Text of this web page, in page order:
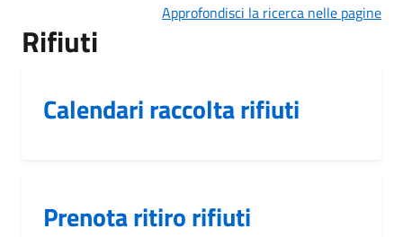
Approfondisci la ricerca nelle pagine
Rifiuti
Calendari raccolta rifiuti
Prenota ritiro rifiuti